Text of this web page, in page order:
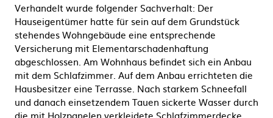
Verhandelt wurde folgender Sachverhalt: Der
Hauseigentümer hatte für sein auf dem Grundstück
stehendes Wohngebäude eine entsprechende
Versicherung mit Elementarschadenhaftung
abgeschlossen. Am Wohnhaus befindet sich ein Anbau
mit dem Schlafzimmer. Auf dem Anbau errichteten die
Hausbesitzer eine Terrasse. Nach starkem Schneefall
und danach einsetzendem Tauen sickerte Wasser durch